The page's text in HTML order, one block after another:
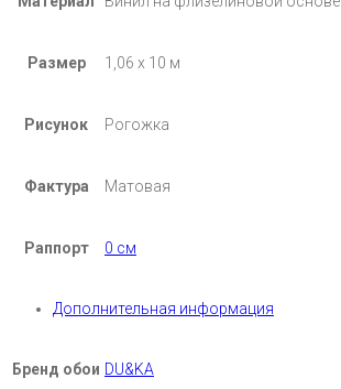
Размер 1,06 х 10 м
Рисунок Рогожка
Фактура Матовая
Раппорт 0 см
Дополнительная информация
Бренд обои DU&KA